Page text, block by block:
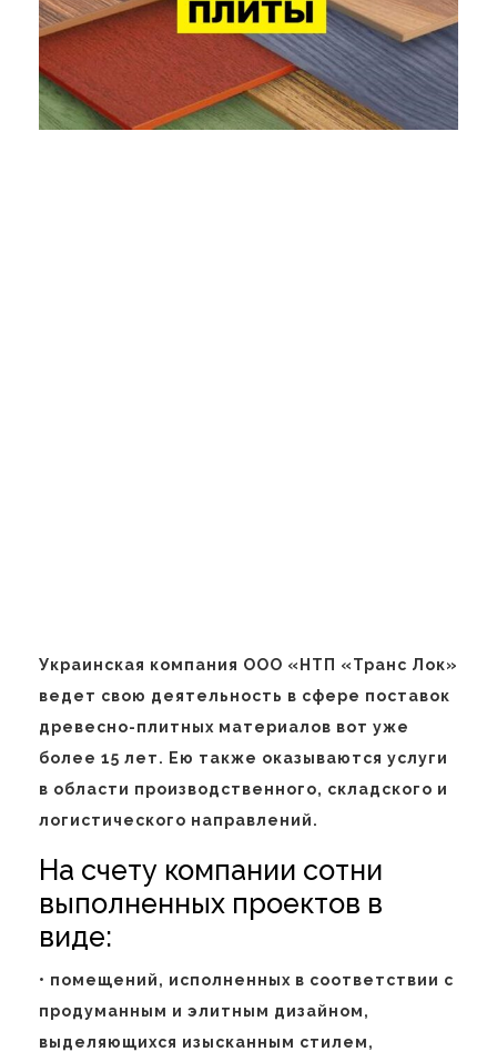
Украинская компания ООО «НТП «Транс Лок»
ведет свою деятельность в сфере поставок
древесно-плитных материалов вот уже
более 15 лет. Ею также оказываются услуги
в области производственного, складского и
логистического направлений.
На счету компании сотни
выполненных проектов в
виде:
• помещений, исполненных в соответствии с
продуманным и элитным дизайном,
выделяющихся изысканным стилем,